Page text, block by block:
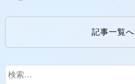
記事一覧へ
検
索: